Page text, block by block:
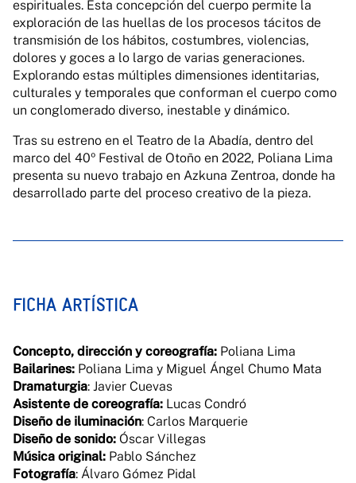
espirituales. Esta concepción del cuerpo permite la
exploración de las huellas de los procesos tácitos de
transmisión de los hábitos, costumbres, violencias,
dolores y goces a lo largo de varias generaciones.
Explorando estas múltiples dimensiones identitarias,
culturales y temporales que conforman el cuerpo como
un conglomerado diverso, inestable y dinámico.
Tras su estreno en el Teatro de la Abadía, dentro del
marco del 40º Festival de Otoño en 2022, Poliana Lima
presenta su nuevo trabajo en Azkuna Zentroa, donde ha
desarrollado parte del proceso creativo de la pieza.
FICHA ARTÍSTICA
Concepto, dirección y coreografía: Poliana Lima
Bailarines: Poliana Lima y Miguel Ángel Chumo Mata
Dramaturgia: Javier Cuevas
Asistente de coreografía: Lucas Condró
Diseño de iluminación: Carlos Marquerie
Diseño de sonido: Óscar Villegas
Música original: Pablo Sánchez
Fotografía: Álvaro Gómez Pidal